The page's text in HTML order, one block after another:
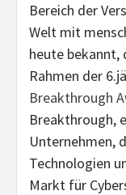
Bereich der
Welt mit
heute bekannt,
Rahmen der 6.
Breakthrough
Breakthrough,
Unternehmen,
Technologien
Markt für